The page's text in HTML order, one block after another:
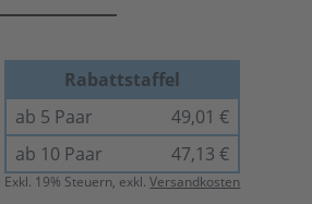
Rabattstaffel
ab 5 Paar
49,01 €
ab 10 Paar
47,13 €
Exkl. 19% Steuern, exkl.Versandkosten